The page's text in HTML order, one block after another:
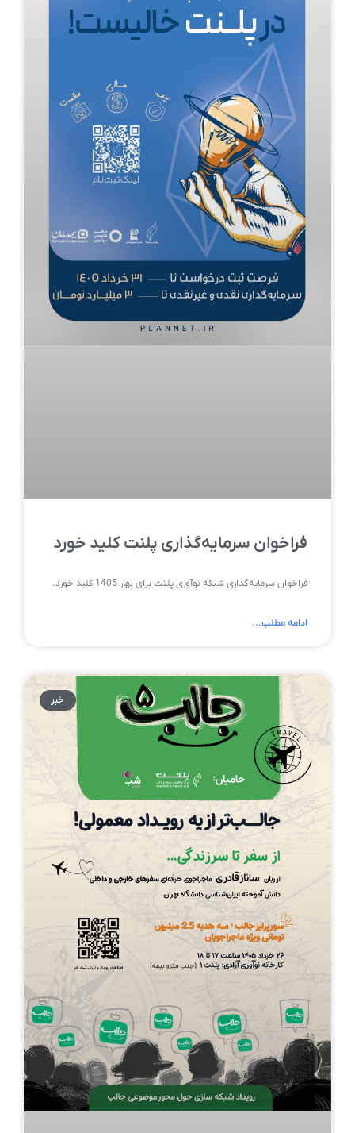
فراخوان سرمایه‌گذاری پلنت کلید خورد
فراخوان سرمایه‌گذاری شبکه نوآوری پلنت برای بهار 1405 کلید خورد.
ادامه مطلب...
خبر